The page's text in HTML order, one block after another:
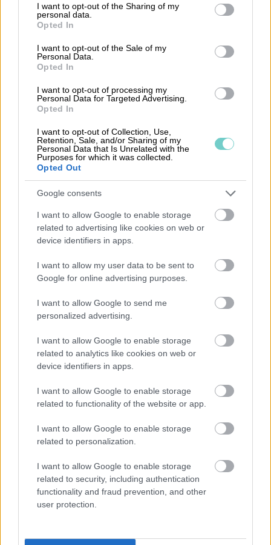
not limited to your visit or usage behaviour. You may click to
grant or deny consent to Google and its third-party tags to
use your data for below specified purposes in below Google
consent section.
I want to opt-out of the Sharing of my
personal data.
Opted In
I want to opt-out of the Sale of my
Personal Data.
Opted In
I want to opt-out of processing my
Personal Data for Targeted Advertising.
Opted In
I want to opt-out of Collection, Use,
Retention, Sale, and/or Sharing of my
Personal Data that Is Unrelated with the
Purposes for which it was collected.
Opted Out
Google consents
I want to allow Google to enable storage
related to advertising like cookies on web or
device identifiers in apps.
I want to allow my user data to be sent to
Google for online advertising purposes.
I want to allow Google to send me
personalized advertising.
I want to allow Google to enable storage
related to analytics like cookies on web or
device identifiers in apps.
I want to allow Google to enable storage
related to functionality of the website or app.
I want to allow Google to enable storage
related to personalization.
I want to allow Google to enable storage
related to security, including authentication
functionality and fraud prevention, and other
user protection.
redovisningskonsulter tillgång till samma
information i realtid. Detta underlättar
kommunikation och samarbete, vilket är särskilt
viktigt i en tid där fjärrarbete blir allt vanligare.
ekonomihantering kan företag säkerställa att de
har tillgång till de verktyg och den support som
behövs för att navigera i bokföringens värld
med förtroende.
Tillbaka till startsidan
Produkterna
Procountor Financials
Procountor Ledger
Procountor Utlägg
Prova programmet kostnadsfritt